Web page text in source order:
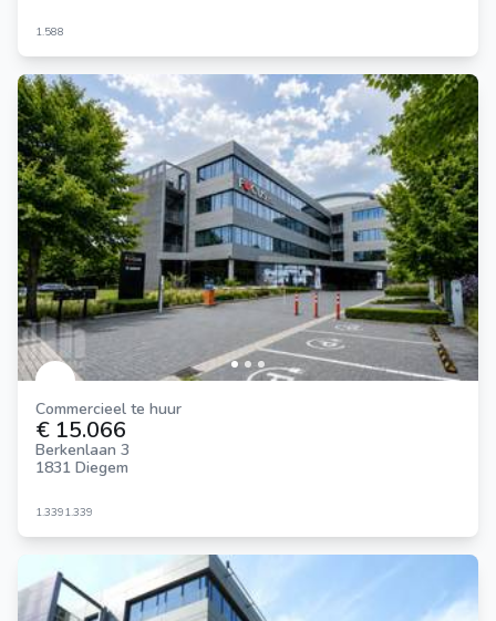
1.588
Commercieel te huur
€ 15.066
Berkenlaan 3
1831 Diegem
1.3391.339